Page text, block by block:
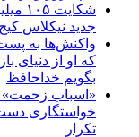
جدید نیکلاس
واکنش‌ها به
که او از دنیای
بگویم خداحافظ
«اسباب زحمت»
تکرار